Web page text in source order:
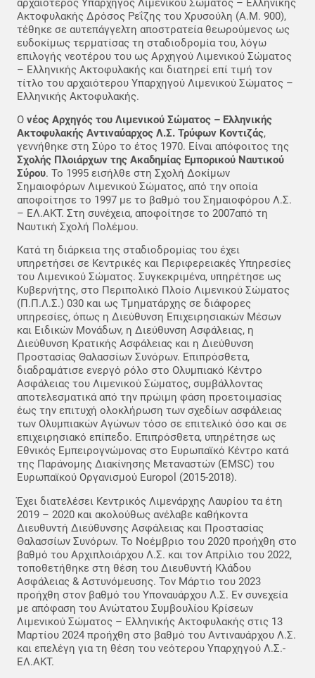
Ακτοφυλακής Δρόσος Ρεΐζης του Χρυσούλη (Α.Μ. 900),
τέθηκε σε αυτεπάγγελτη αποστρατεία θεωρούμενος ως
ευδοκίμως τερματίσας τη σταδιοδρομία του, λόγω
επιλογής νεοτέρου του ως Αρχηγού Λιμενικού Σώματος
– Ελληνικής Ακτοφυλακής και διατηρεί επί τιμή τον
τίτλο του αρχαιότερου Υπαρχηγού Λιμενικού Σώματος –
Ελληνικής Ακτοφυλακής.
Ο νέος Αρχηγός του Λιμενικού Σώματος – Ελληνικής
Ακτοφυλακής Αντιναύαρχος Λ.Σ. Τρύφων Κοντιζάς,
γεννήθηκε στη Σύρο το έτος 1970. Είναι απόφοιτος της
Σχολής Πλοιάρχων της Ακαδημίας Εμπορικού Ναυτικού
Σύρου. Το 1995 εισήλθε στη Σχολή Δοκίμων
Σημαιοφόρων Λιμενικού Σώματος, από την οποία
αποφοίτησε το 1997 με το βαθμό του Σημαιοφόρου Λ.Σ.
– ΕΛ.ΑΚΤ. Στη συνέχεια, αποφοίτησε το 2007από τη
Ναυτική Σχολή Πολέμου.
Κατά τη διάρκεια της σταδιοδρομίας του έχει
υπηρετήσει σε Κεντρικές και Περιφερειακές Υπηρεσίες
του Λιμενικού Σώματος. Συγκεκριμένα, υπηρέτησε ως
Κυβερνήτης, στο Περιπολικό Πλοίο Λιμενικού Σώματος
(Π.Π.Λ.Σ.) 030 και ως Τμηματάρχης σε διάφορες
υπηρεσίες, όπως η Διεύθυνση Επιχειρησιακών Μέσων
και Ειδικών Μονάδων, η Διεύθυνση Ασφάλειας, η
Διεύθυνση Κρατικής Ασφάλειας και η Διεύθυνση
Προστασίας Θαλασσίων Συνόρων. Επιπρόσθετα,
διαδραμάτισε ενεργό ρόλο στο Ολυμπιακό Κέντρο
Ασφάλειας του Λιμενικού Σώματος, συμβάλλοντας
αποτελεσματικά από την πρώιμη φάση προετοιμασίας
έως την επιτυχή ολοκλήρωση των σχεδίων ασφάλειας
των Ολυμπιακών Αγώνων τόσο σε επιτελικό όσο και σε
επιχειρησιακό επίπεδο. Επιπρόσθετα, υπηρέτησε ως
Εθνικός Εμπειρογνώμονας στο Ευρωπαϊκό Κέντρο κατά
της Παράνομης Διακίνησης Μεταναστών (EMSC) του
Ευρωπαϊκού Οργανισμού Europol (2015-2018).
Έχει διατελέσει Κεντρικός Λιμενάρχης Λαυρίου τα έτη
2019 – 2020 και ακολούθως ανέλαβε καθήκοντα
Διευθυντή Διεύθυνσης Ασφάλειας και Προστασίας
Θαλασσίων Συνόρων. Το Νοέμβριο του 2020 προήχθη στο
βαθμό του Αρχιπλοιάρχου Λ.Σ. και τον Απρίλιο του 2022,
τοποθετήθηκε στη θέση του Διευθυντή Κλάδου
Ασφάλειας & Αστυνόμευσης. Τον Μάρτιο του 2023
προήχθη στον βαθμό του Υποναυάρχου Λ.Σ. Εν συνεχεία
με απόφαση του Ανώτατου Συμβουλίου Κρίσεων
Λιμενικού Σώματος – Ελληνικής Ακτοφυλακής στις 13
Μαρτίου 2024 προήχθη στο βαθμό του Αντιναυάρχου Λ.Σ.
και επελέγη για τη θέση του νεότερου Υπαρχηγού Λ.Σ.-
ΕΛ.ΑΚΤ.